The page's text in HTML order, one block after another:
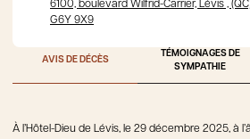
6100, boulevard Wilfrid-Carrier, Lévis ,
G6Y 9X9
AVIS DE DÉCÈS
TÉMOIGNAGES DE
SYMPATHIE
À l’Hôtel-Dieu de Lévis, le 29 décembre 2025, à